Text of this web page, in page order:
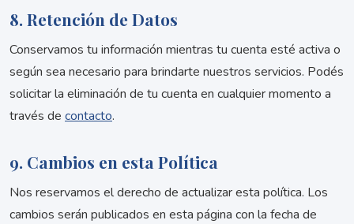
8. Retención de Datos
Conservamos tu información mientras tu cuenta esté activa o
según sea necesario para brindarte nuestros servicios. Podés
solicitar la eliminación de tu cuenta en cualquier momento a
través de contacto.
9. Cambios en esta Política
Nos reservamos el derecho de actualizar esta política. Los
cambios serán publicados en esta página con la fecha de